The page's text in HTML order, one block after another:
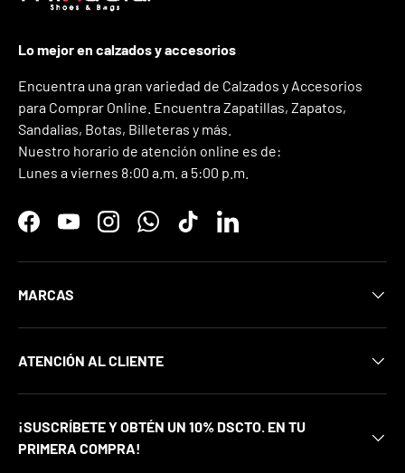
Lo mejor en calzados y accesorios
Encuentra una gran variedad de Calzados y Accesorios
para Comprar Online. Encuentra Zapatillas, Zapatos,
Sandalias, Botas, Billeteras y más.
Nuestro horario de atención online es de:
Lunes a viernes 8:00 a.m. a 5:00 p.m.
FacebookYouTubeInstagramWhatsAppTikTokLinkedIn
MARCAS
ATENCIÓN AL CLIENTE
¡SUSCRÍBETE Y OBTÉN UN 10% DSCTO. EN TU
PRIMERA COMPRA!